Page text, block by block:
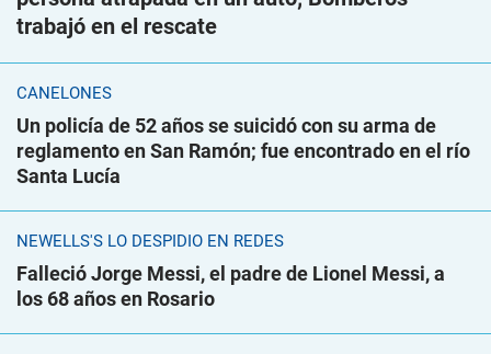
trabajó en el rescate
CANELONES
Un policía de 52 años se suicidó con su arma de
reglamento en San Ramón; fue encontrado en el río
Santa Lucía
NEWELLS'S LO DESPIDIÓ EN REDES
Falleció Jorge Messi, el padre de Lionel Messi, a
los 68 años en Rosario